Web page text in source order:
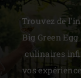
Trouvez de
Big Green
culinaires
vos